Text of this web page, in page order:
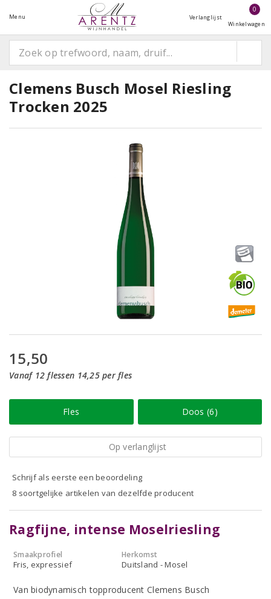
Menu Verlanglijst
0
Winkelwagen
Clemens Busch Mosel Riesling
Trocken 2025
15,50
Vanaf 12 flessen 14,25 per fles
Fles Doos (6)
Op verlanglijst
Schrijf als eerste een beoordeling
8 soortgelijke artikelen van dezelfde producent
Ragfijne, intense Moselriesling
Smaakprofiel
Fris, expressief
Herkomst
Duitsland - Mosel
Van biodynamisch topproducent Clemens Busch